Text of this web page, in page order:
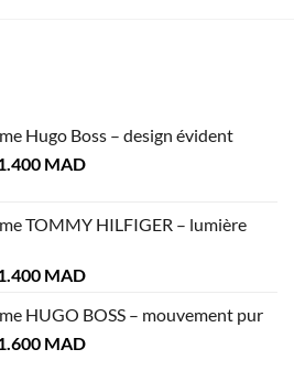
Hugo Boss – design évident
:
MADLe
est :
TOMMY HILFIGER – lumière
:
MADLe
actuel
est :
HUGO BOSS – mouvement pur
MADLe